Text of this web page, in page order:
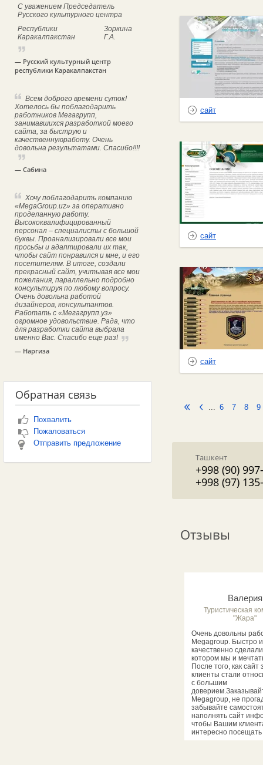
сайт
сайт
сайт
... 6 7 8 9
Ташкент
+998 (90)
+998 (97)
Отзывы
Валерия
Туристическая
"Жара"
Очень довольны
Megagroup. Быстро и
качественно
котором мы и
После того, как сайт
клиенты стали
с большим
Megagroup, не
забывайте
наполнять сайт
чтобы Вашим
интересно посещать
С уважением Председатель
Русского культурного центра
Республики
Каракалпакстан
Зоркина
Г.А.
— Русский культурный центр
республики Каракалпакстан
Всем доброго времени суток!
Хотелось бы поблагодарить
работников Мегагрупп,
занимавшихся разработкой моего
сайта, за быструю и
качественнуюработу. Очень
довольна результатами. Спасибо!!!!
— Сабина
Хочу поблагодарить компанию
«MegaGroup.uz» за оперативно
проделанную работу.
Высококвалифицированный
персонал – специалисты с большой
буквы. Проанализировали все мои
просьбы и адаптировали их так,
чтобы сайт понравился и мне, и его
посетителям. В итоге, создали
прекрасный сайт, учитывая все мои
пожелания, параллельно подробно
консультируя по любому вопросу.
Очень довольна работой
дизайнеров, консультантов.
Работать с «Мегагрупп.уз»
огромное удовольствие. Рада, что
для разработки сайта выбрала
именно Вас. Спасибо еще раз!
— Наргиза
Обратная связь
Похвалить
Пожаловаться
Отправить предложение